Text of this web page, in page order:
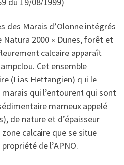
des Marais d’Olonne intégrés
2000 « Dunes, forêt et
calcaire apparaît
Cet ensemble
(Lias Hettangien) qui le
qui l’entourent qui sont
marneux appelé
de nature et d’épaisseur
calcaire que se situe
de l’APNO.